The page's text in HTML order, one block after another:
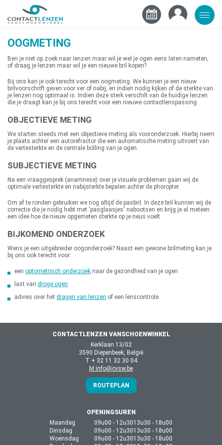
OOGMETING
Ben je niet op zoek naar lenzen maar wil je wel je ogen eens laten nameten,
of draag je lenzen maar wil je een nieuwe bril kopen?
Bij ons kan je ook terecht voor een oogmeting. We kunnen je een nieuw
brilvoorschrift geven voor ver of nabij, en indien nodig kijken of de sterkte van
je lenzen nog optimaal is. Indien deze sterk verschilt van de huidige lenzen
die je draagt kan je bij ons terecht voor een nieuwe contactlenspassing.
OBJECTIEVE METING
We starten steeds met een objectieve meting als vooronderzoek. Hierbij neem
je plaats achter een autorefractor die een automatische meting uitvoert van
de vertesterkte en de centrale bolling van je ogen.
SUBJECTIEVE METING
Na een vraaggesprek (anamnese) over je visuele problemen gaan wij de
optimale vertesterkte en nabijsterkte bepalen achter de phoropter.
Om af te ronden gebruiken we nog altijd de pasbril. In deze bril kunnen wij de
correctie die je nodig hebt met 'pasglaasjes' nabootsen en krijg je al meteen
een idee hoe de nieuw opgemeten sterkte op je neus voelt.
BIJKOMEND ONDERZOEK
Wens je een uitgebreider oogonderzoek? Naast een gewone brilmeting kan je
bij ons ook terecht voor:
eenoptometrisch onderzoek naar de gezondheid van je ogen
last vandroge ogen
advies over hetdragen van lenzen of een lenscontrole.
CONTACTLENZEN VANSCHOENWINKEL
Kerklaan 13/02
3590 Diepenbeek, België
T + 32 11 32 30 04
M info@cvsw.be
ROUTEPLAN
OPENINGSUREN
Maandag
Dinsdag
Woensdag
09u00 - 12u30
09u00 - 12u30
09u00 - 12u30
13u30 - 18u00
13u30 - 18u00
13u30 - 18u00